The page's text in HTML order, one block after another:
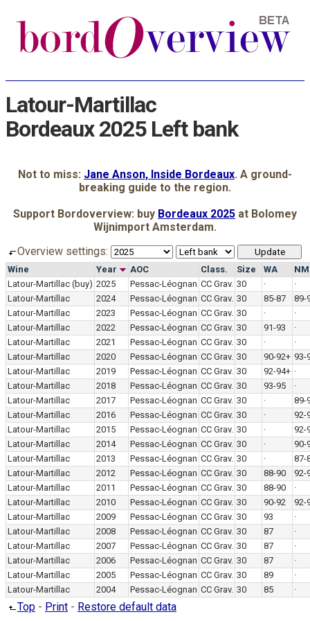
Latour-Martillac
Bordeaux 2025 Left bank
Not to miss: Jane Anson, Inside Bordeaux. A ground-
breaking guide to the region.
Support Bordoverview: buy Bordeaux 2025 at Bolomey
Wijnimport Amsterdam.
Overview settings:
Wine Year AOC Class. Size WA
NM
Latour-Martillac (buy) 2025 Pessac-Léognan CC Grav. 30 ·
·
Latour-Martillac
2024 Pessac-Léognan CC Grav. 30 85-87
89-
Latour-Martillac
2023 Pessac-Léognan CC Grav. 30 ·
·
Latour-Martillac
2022 Pessac-Léognan CC Grav. 30 91-93
·
Latour-Martillac
2021 Pessac-Léognan CC Grav. 30 ·
·
Latour-Martillac
2020 Pessac-Léognan CC Grav. 30 90-92+ 93-
Latour-Martillac
2019 Pessac-Léognan CC Grav. 30 92-94+ ·
Latour-Martillac
2018 Pessac-Léognan CC Grav. 30 93-95
·
Latour-Martillac
2017 Pessac-Léognan CC Grav. 30 ·
89-
Latour-Martillac
2016 Pessac-Léognan CC Grav. 30 ·
92-
Latour-Martillac
2015 Pessac-Léognan CC Grav. 30 ·
92-
Latour-Martillac
2014 Pessac-Léognan CC Grav. 30 ·
90-
Latour-Martillac
2013 Pessac-Léognan CC Grav. 30 ·
87-
Latour-Martillac
2012 Pessac-Léognan CC Grav. 30 88-90
92-
Latour-Martillac
2011 Pessac-Léognan CC Grav. 30 88-90
·
Latour-Martillac
2010 Pessac-Léognan CC Grav. 30 90-92
92-
Latour-Martillac
2009 Pessac-Léognan CC Grav. 30 93
·
Latour-Martillac
2008 Pessac-Léognan CC Grav. 30 87
·
Latour-Martillac
2007 Pessac-Léognan CC Grav. 30 87
·
Latour-Martillac
2006 Pessac-Léognan CC Grav. 30 87
·
Latour-Martillac
2005 Pessac-Léognan CC Grav. 30 89
·
Latour-Martillac
2004 Pessac-Léognan CC Grav. 30 85 ·
Top - Print - Restore default data